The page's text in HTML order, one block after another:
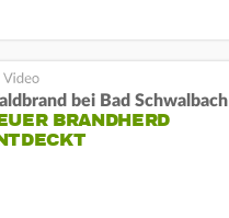
bei Bad Schwalbach
BRANDHERD